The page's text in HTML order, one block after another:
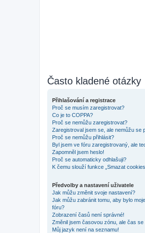
Často kladené otázky
Přihlašování a registrace
Proč se musím zaregistrovat?
Co je to COPPA?
Proč se nemůžu zaregistrovat?
Zaregistroval jsem se, ale nemůžu se
Proč se nemůžu přihlásit?
Byl jsem ve fóru zaregistrovaný, ale
Zapomněl jsem heslo!
Proč se automaticky odhlašuji?
K čemu slouží funkce „Smazat
Předvolby a nastavení uživatele
Jak můžu změnit svoje nastavení?
Jak můžu zabránit tomu, aby bylo
fóru?
Zobrazení časů není správné!
Změnil jsem časovou zónu, ale čas
Můj jazyk není na seznamu!